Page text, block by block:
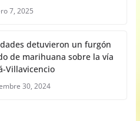
7, 2025
detuvieron un furgón
de marihuana sobre la vía
Villavicencio
30, 2024